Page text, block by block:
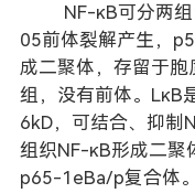
NF-κB可分两组
05前体裂解产生，
成二聚体，存留于胞
组，没有前体。LκB
6kD，可结合、抑制
组织NF-κB形成二聚
p65-1eBa/p复合体